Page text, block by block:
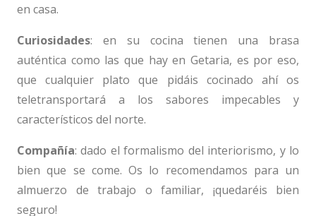
en casa.
Curiosidades: en su cocina tienen una brasa
auténtica como las que hay en Getaria, es por eso,
que cualquier plato que pidáis cocinado ahí os
teletransportará a los sabores impecables y
característicos del norte.
Compañía: dado el formalismo del interiorismo, y lo
bien que se come. Os lo recomendamos para un
almuerzo de trabajo o familiar, ¡quedaréis bien
seguro!